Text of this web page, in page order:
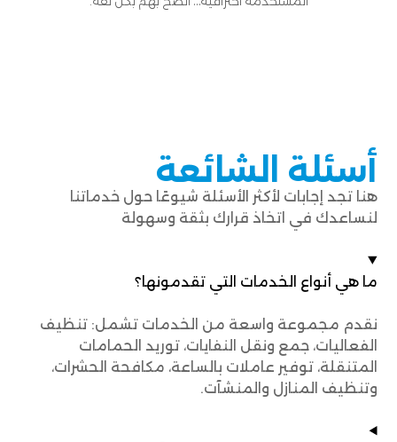
أسئلة الشائعة
هنا تجد إجابات لأكثر الأسئلة شيوعًا حول خدماتنا
لنساعدك في اتخاذ قرارك بثقة وسهولة
ما هي أنواع الخدمات التي تقدمونها؟
نقدم مجموعة واسعة من الخدمات تشمل: تنظيف
الفعاليات، جمع ونقل النفايات، توريد الحمامات
المتنقلة، توفير عاملات بالساعة، مكافحة الحشرات،
وتنظيف المنازل والمنشآت.